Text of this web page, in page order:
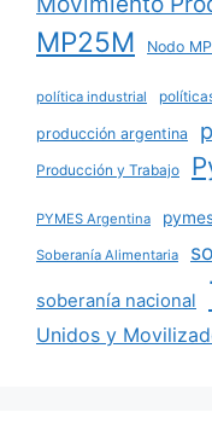
MP25M Nodo
política industrial
producción argentina
Producción y Trabajo
PYMES Argentina
Soberanía Alimentaria
soberanía nacional
Unidos y